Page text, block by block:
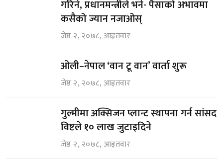
गरिने, प्रधानमन्त्रीले भने- पैसाको अभावमा
कसैको ज्यान नजाओस्
जेष्ठ २, २०७८, आइतवार
ओली–नेपाल ‘वान टू वान’ वार्ता शुरू
जेष्ठ २, २०७८, आइतवार
गुल्मीमा अक्सिजन प्लान्ट स्थापना गर्न सांसद
विष्टले १० लाख जुटाइदिने
जेष्ठ २, २०७८, आइतवार